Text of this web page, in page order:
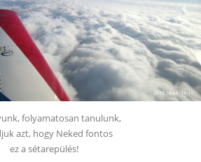
folyamatosan tanulunk,
azt, hogy Neked fontos
ez a sétarepülés!